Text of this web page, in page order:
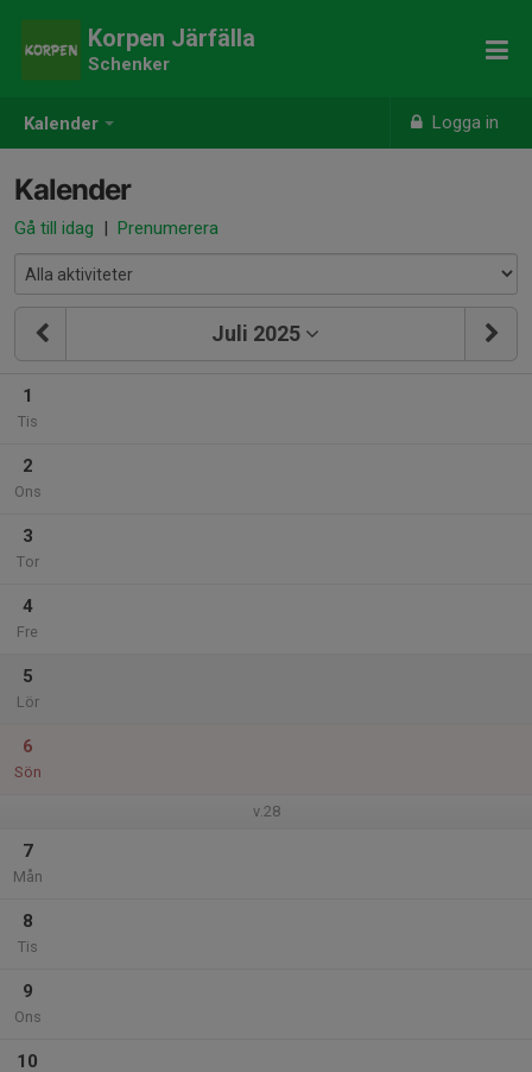
Kalender Logga in
Korpen Järfälla
Schenker
Kalender
Gå till idag | Prenumerera
Juli 2025
1
Tis
2
Ons
3
Tor
4
Fre
5
Lör
6
Sön
v.28
7
Mån
8
Tis
9
Ons
10